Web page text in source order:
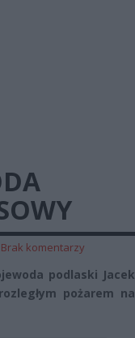
Brak komentarzy
podlaski Jacek
pożarem na